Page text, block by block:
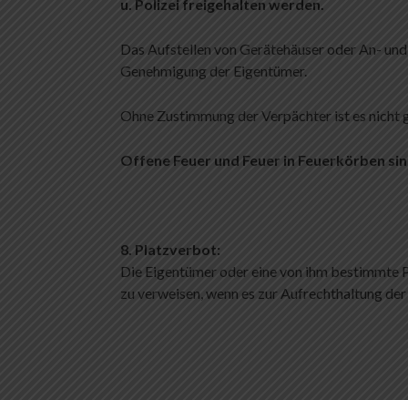
u. Polizei freigehalten werden.
Das Aufstellen von Gerätehäuser oder An-
Genehmigung der Eigentümer.
Ohne Zustimmung der Verpächter ist es
Offene Feuer und Feuer in Feuerkörben
8. Platzverbot:
Die Eigentümer oder eine von ihm bestimmte
zu verweisen, wenn es zur Aufrechthaltung